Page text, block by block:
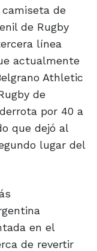
de
de Rugby
línea
actualmente
Athletic
de
por 40 a
que dejó al
lugar del
en el
de revertir